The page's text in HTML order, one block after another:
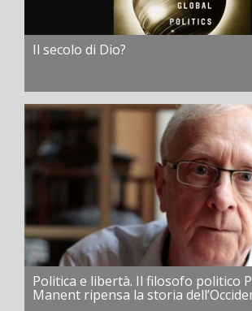
Il secolo di Dio?
Politica e libertà. Il filosofo politico
Manent ripensa la storia